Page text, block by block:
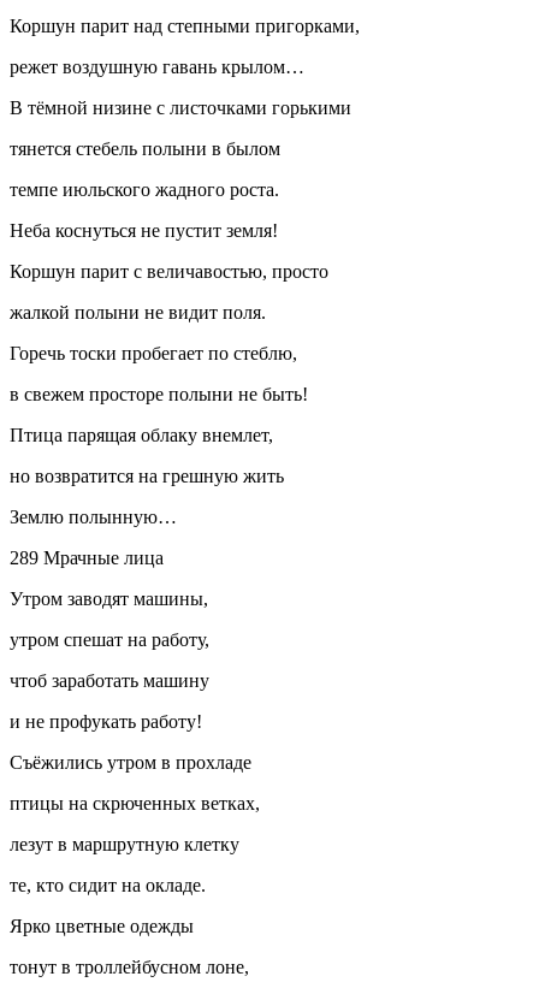
Коршун парит над степными пригорками,
режет воздушную гавань крылом…
В тёмной низине с листочками горькими
тянется стебель полыни в былом
темпе июльского жадного роста.
Неба коснуться не пустит земля!
Коршун парит с величавостью, просто
жалкой полыни не видит поля.
Горечь тоски пробегает по стеблю,
в свежем просторе полыни не быть!
Птица парящая облаку внемлет,
но возвратится на грешную жить
Землю полынную…
289 Мрачные лица
Утром заводят машины,
утром спешат на работу,
чтоб заработать машину
и не профукать работу!
Съёжились утром в прохладе
птицы на скрюченных ветках,
лезут в маршрутную клетку
те, кто сидит на окладе.
Ярко цветные одежды
тонут в троллейбусном лоне,